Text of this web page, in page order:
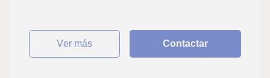
ver más Contactar